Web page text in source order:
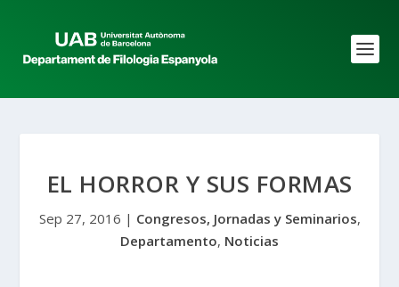
EL HORROR Y SUS FORMAS
Sep 27, 2016 | Congresos, Jornadas y Seminarios,
Departamento, Noticias